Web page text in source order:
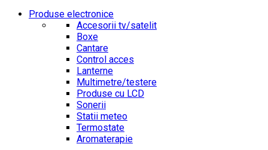
Produse electronice
Accesorii tv/satelit
Boxe
Cantare
Control acces
Lanterne
Multimetre/testere
Produse cu LCD
Sonerii
Statii meteo
Termostate
Aromaterapie